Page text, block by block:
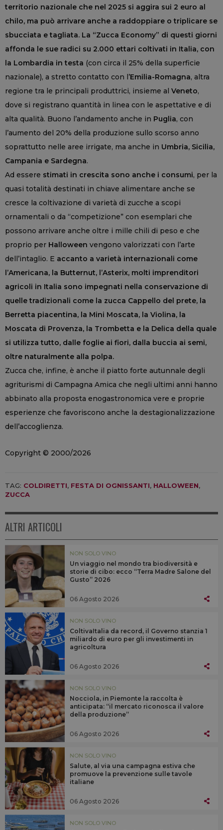
territorio nazionale che nel 2025 si aggira sui 2 euro al
chilo, ma può arrivare anche a raddoppiare o triplicare se
sbucciata e tagliata. La “Zucca Economy” di questi giorni
affonda le sue radici su 2.000 ettari coltivati in Italia, con
la Lombardia in testa (con circa il 25% della superficie
nazionale), a stretto contatto con l’Emilia-Romagna, altra
regione tra le principali produttrici, insieme al Veneto,
dove si registrano quantità in linea con le aspettative e di
alta qualità. Buono l’andamento anche in Puglia, con
l’aumento del 20% della produzione sullo scorso anno
soprattutto nelle aree irrigate, ma anche in Umbria, Sicilia,
Campania e Sardegna.
Ad essere stimati in crescita sono anche i consumi, per la
quasi totalità destinati in chiave alimentare anche se
cresce la coltivazione di varietà di zucche a scopi
ornamentali o da “competizione” con esemplari che
possono arrivare anche oltre i mille chili di peso e che
proprio per Halloween vengono valorizzati con l’arte
dell’intaglio. E accanto a varietà internazionali come
l’Americana, la Butternut, l’Asterix, molti imprenditori
agricoli in Italia sono impegnati nella conservazione di
quelle tradizionali come la zucca Cappello del prete, la
Berretta piacentina, la Mini Moscata, la Violina, la
Moscata di Provenza, la Trombetta e la Delica della quale
si utilizza tutto, dalle foglie ai fiori, dalla buccia ai semi,
oltre naturalmente alla polpa.
Zucca che, infine, è anche il piatto forte autunnale degli
agriturismi di Campagna Amica che negli ultimi anni hanno
abbinato alla proposta enogastronomica vere e proprie
esperienze che favoriscono anche la destagionalizzazione
dell’accoglienza.
Copyright © 2000/2026
TAG: COLDIRETTI, FESTA DI OGNISSANTI, HALLOWEEN,
ZUCCA
ALTRI ARTICOLI
NON SOLO VINO
Un viaggio nel mondo tra biodiversità e
storie di cibo: ecco “Terra Madre Salone del
Gusto” 2026
06 Agosto 2026
NON SOLO VINO
ColtivaItalia da record, il Governo stanzia 1
miliardo di euro per gli investimenti in
agricoltura
06 Agosto 2026
NON SOLO VINO
Nocciola, in Piemonte la raccolta è
anticipata: “il mercato riconosca il valore
della produzione”
06 Agosto 2026
NON SOLO VINO
Salute, al via una campagna estiva che
promuove la prevenzione sulle tavole
italiane
06 Agosto 2026
NON SOLO VINO